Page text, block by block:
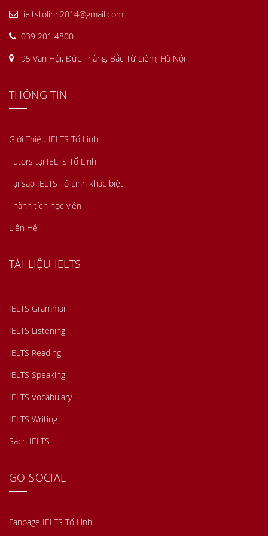
ieltstolinh2014@gmail.com
039 201 4800
95 Văn Hội, Đức Thắng, Bắc Từ Liêm, Hà Nội
THÔNG TIN
Giới Thiệu IELTS Tố Linh
Tutors tại IELTS Tố Linh
Tại sao IELTS Tố Linh khác biệt
Thành tích học viên
Liên Hệ
TÀI LIỆU IELTS
IELTS Grammar
IELTS Listening
IELTS Reading
IELTS Speaking
IELTS Vocabulary
IELTS Writing
Sách IELTS
GO SOCIAL
Fanpage IELTS Tố Linh